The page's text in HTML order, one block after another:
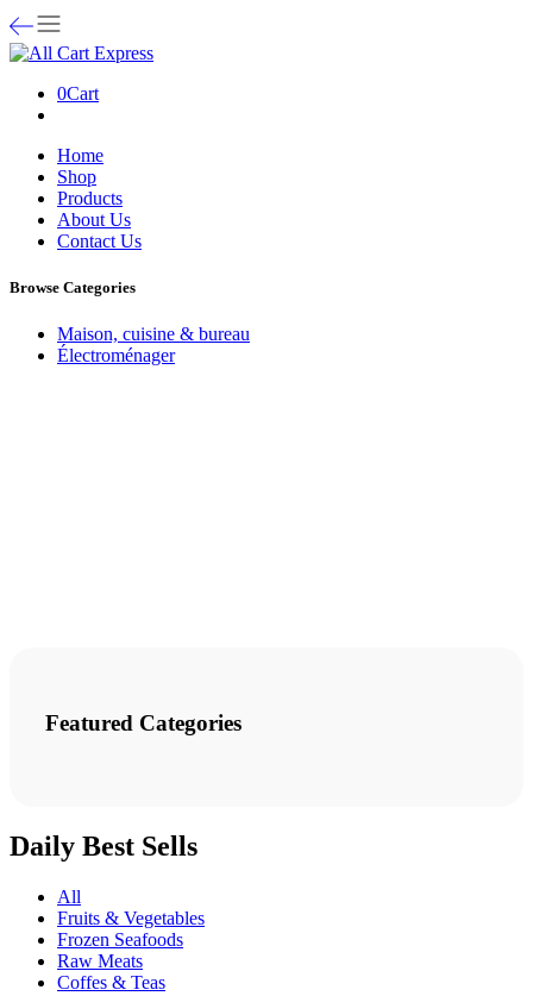
0Cart
Home
Shop
Products
About Us
Contact Us
Browse Categories
Maison, cuisine & bureau
Électroménager
Featured Categories
Daily Best Sells
All
Fruits & Vegetables
Frozen Seafoods
Raw Meats
Coffes & Teas